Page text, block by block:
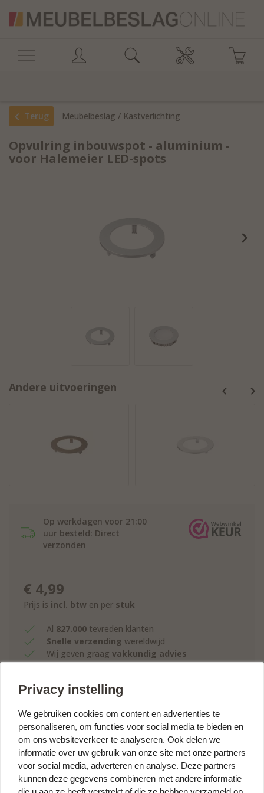
Terug Meubelbeslag / Kastverlichting
Opvulring inbouwspot - aluminium -
voor Halemeier LED-spots
Andere uitvoeringen
Op werkdagen voor 21:00
uur besteld: Direct
verzonden
€ 4,99
Prijs is incl. btw en per stuk
Al 827.000 tevreden klanten
Snelle verzending wereldwijd
Wij geven graag vakkundig advies
BESTEL NU
Voeg dit product toe aan één van uw projecten
Privacy instelling
We gebruiken cookies om content en advertenties te
personaliseren, om functies voor social media te bieden en
om ons websiteverkeer te analyseren. Ook delen we
informatie over uw gebruik van onze site met onze partners
voor social media, adverteren en analyse. Deze partners
kunnen deze gegevens combineren met andere informatie